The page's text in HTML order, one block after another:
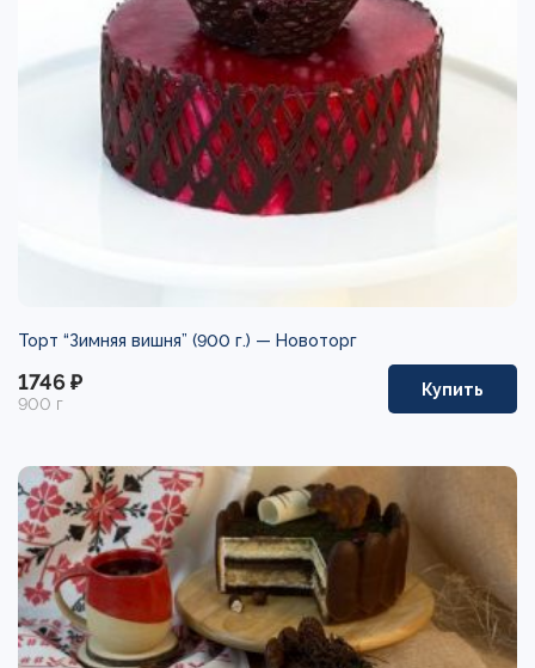
Торт “Зимняя вишня” (900 г.) — Новоторг
1746 ₽
900 г
Купить